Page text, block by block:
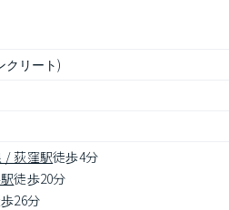
クリート)
/ 荻窪駅徒歩4分
徒歩20分
26分